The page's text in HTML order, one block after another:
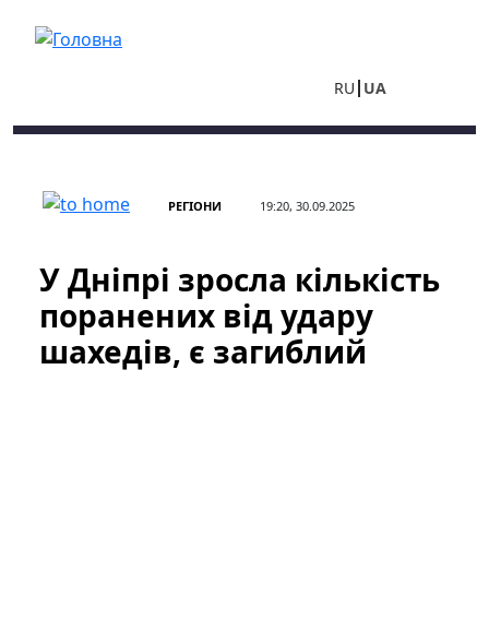
RU UA
РЕГІОНИ 19:20, 30.09.2025
У Дніпрі зросла кількість
поранених від удару
шахедів, є загиблий